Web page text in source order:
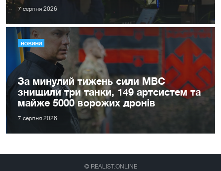
7 серпня 2026
НОВИНИ
За минулий тижень сили МВС
знищили три танки, 149 артсистем та
майже 5000 ворожих дронів
7 серпня 2026
© REALIST.ONLINE